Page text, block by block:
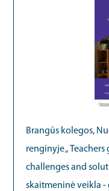
Brangūs kolegos,
renginyje „
challenges and
skaitmeninė veikla -